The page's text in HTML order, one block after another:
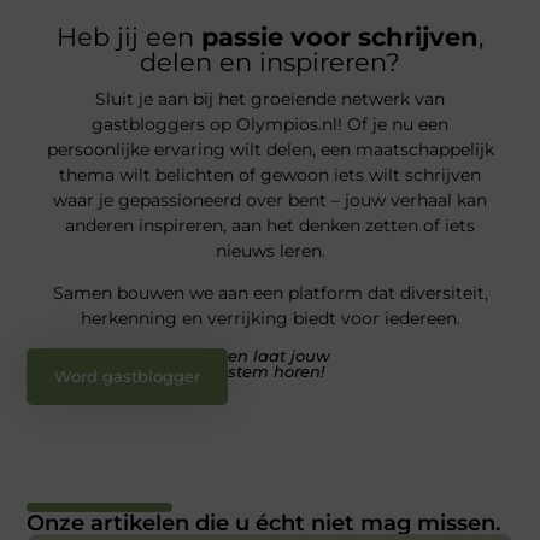
Heb jij een passie voor schrijven,
delen en inspireren?
Sluit je aan bij het groeiende netwerk van
gastbloggers op Olympios.nl! Of je nu een
persoonlijke ervaring wilt delen, een maatschappelijk
thema wilt belichten of gewoon iets wilt schrijven
waar je gepassioneerd over bent – jouw verhaal kan
anderen inspireren, aan het denken zetten of iets
nieuws leren.
Samen bouwen we aan een platform dat diversiteit,
herkenning en verrijking biedt voor iedereen.
Word gastblogger
en laat jouw
stem horen!
Onze artikelen die u écht niet mag missen.